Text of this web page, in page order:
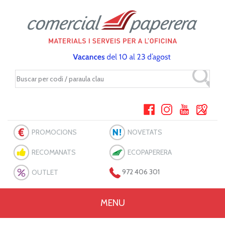
PROMOCIONS NOVETATS
RECOMANATS ECOPAPERERA
OUTLET 972 406 301
MENU